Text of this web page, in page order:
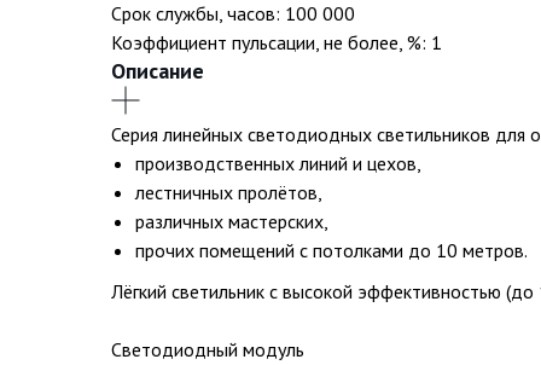
Срок службы, часов: 100 000
Коэффициент пульсации, не более, %: 1
Описание
Серия линейных светодиодных светильников для
производственных линий и цехов,
лестничных пролётов,
различных мастерских,
прочих помещений с потолками до 10 метров.
Лёгкий светильник с высокой эффективностью
Светодиодный модуль